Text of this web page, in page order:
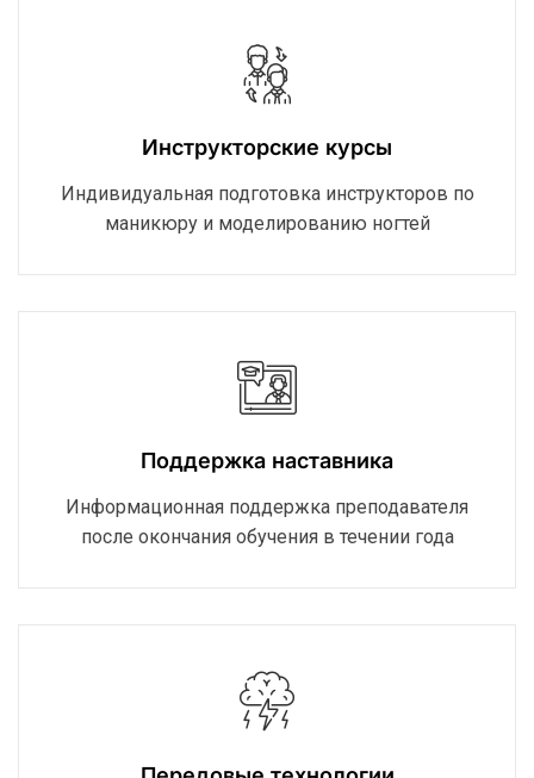
Инструкторские курсы
Индивидуальная подготовка инструкторов по
маникюру и моделированию ногтей
Поддержка наставника
Информационная поддержка преподавателя
после окончания обучения в течении года